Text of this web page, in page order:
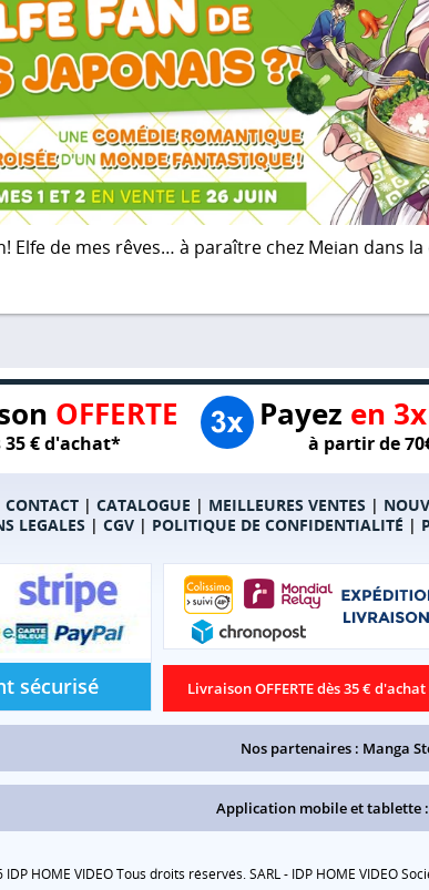
Elfe de mes rêves… à paraître chez Meian dans
OFFERTE
35 € d'achat*
Payez en
à partir de
CONTACT| CATALOGUE | MEILLEURES VENTES |
LEGALES | CGV| POLITIQUE DE CONFIDENTIALITÉ |
sécurisé Livraison OFFERTE dès 35 €
Nos partenaires : Manga
Application mobile et tablette :
HOME VIDEO Tous droits réservés. SARL - IDP HOME VIDEO